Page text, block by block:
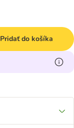
Pridať do košíka